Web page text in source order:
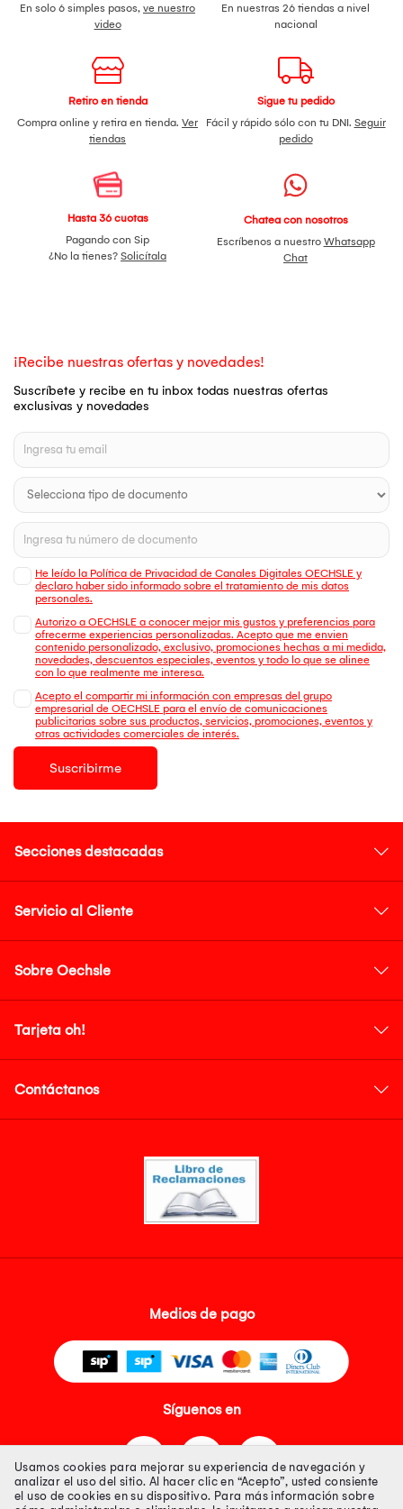
En solo 6 simples pasos, ve nuestro
video
En nuestras 26 tiendas a nivel
nacional
Retiro en tienda
Compra online y retira en tienda. Ver
tiendas
Sigue tu pedido
Fácil y rápido sólo con tu DNI. Seguir
pedido
Hasta 36 cuotas
Pagando con Sip
¿No la tienes? Solicítala
Chatea con nosotros
Escríbenos a nuestro Whatsapp
Chat
¡Recibe nuestras ofertas y novedades!
Suscríbete y recibe en tu inbox todas nuestras ofertas
exclusivas y novedades
He leído la Política de Privacidad de Canales Digitales OECHSLE y
declaro haber sido informado sobre el tratamiento de mis datos
personales.
Autorizo a OECHSLE a conocer mejor mis gustos y preferencias para
ofrecerme experiencias personalizadas. Acepto que me envien
contenido personalizado, exclusivo, promociones hechas a mi medida,
novedades, descuentos especiales, eventos y todo lo que se alinee
con lo que realmente me interesa.
Acepto el compartir mi información con empresas del grupo
empresarial de OECHSLE para el envío de comunicaciones
publicitarias sobre sus productos, servicios, promociones, eventos y
otras actividades comerciales de interés.
Suscribirme
Secciones destacadas
Servicio al Cliente
Sobre Oechsle
Tarjeta oh!
Contáctanos
Medios de pago
Síguenos en
Usamos cookies para mejorar su experiencia de navegación y
analizar el uso del sitio. Al hacer clic en “Acepto”, usted consiente
el uso de cookies en su dispositivo. Para más información sobre